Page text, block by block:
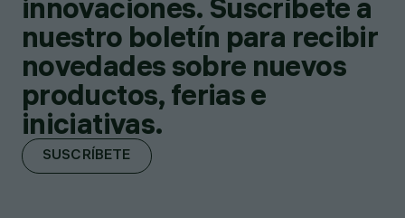
innovaciones. Suscríbete a
nuestro boletín para recibir
novedades sobre nuevos
productos, ferias e
iniciativas.
SUSCRÍBETE